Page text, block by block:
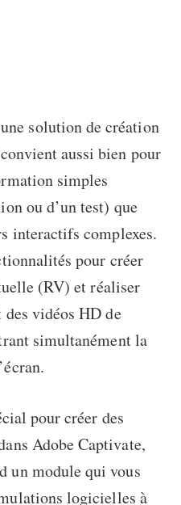
solution de création
aussi bien pour
simples
ou d’un test) que
interactifs complexes.
pour créer
(RV) et réaliser
vidéos HD de
simultanément la
pour créer des
Adobe Captivate,
un module qui vous
logicielles à